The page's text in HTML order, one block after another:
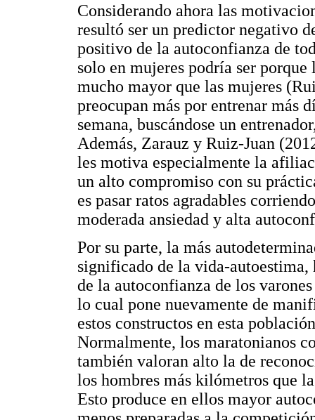
Considerando ahora las
resultó ser un predictor negativo
positivo de la autoconfianza de
solo en mujeres podría ser
mucho mayor que las mujeres
preocupan más por entrenar más
semana, buscándose un
Además, Zarauz y Ruiz-Juan
les motiva especialmente la
un alto compromiso con su
es pasar ratos agradables
moderada ansiedad y alta
Por su parte, la más
significado de la vida-
de la autoconfianza de los
lo cual pone nuevamente de
estos constructos en esta
Normalmente, los maratonianos
también valoran alto la de
los hombres más kilómetros que
Esto produce en ellos mayor